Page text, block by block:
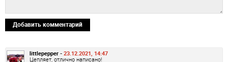
Добавить комментарий
littlepepper - 23.12.2021, 14:47
Цепляет, отлично написано!